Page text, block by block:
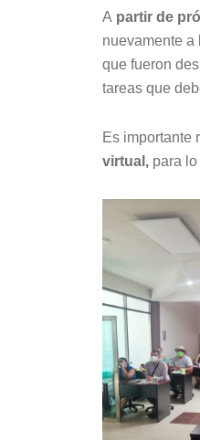
A partir de
nuevamente a
que fueron
tareas que
Es importante
virtual, para